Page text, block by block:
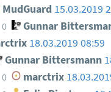
MudGuard 15.03.2019
0 Gunnar
18.03.2019 08:59
Gunnar Bittersmann
0 marctrix